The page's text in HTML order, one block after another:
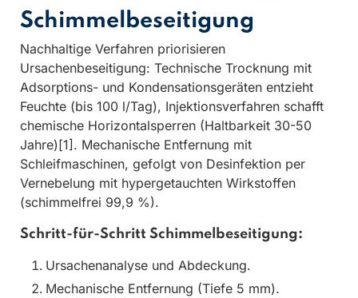
Schimmelbeseitigung
Nachhaltige Verfahren priorisieren
Ursachenbeseitigung: Technische Trocknung mit
Adsorptions- und Kondensationsgeräten entzieht
Feuchte (bis 100 l/Tag), Injektionsverfahren schafft
chemische Horizontalsperren (Haltbarkeit 30-50
Jahre)[1]. Mechanische Entfernung mit
Schleifmaschinen, gefolgt von Desinfektion per
Vernebelung mit hypergetauchten Wirkstoffen
(schimmelfrei 99,9 %).
Schritt-für-Schritt Schimmelbeseitigung:
Ursachenanalyse und Abdeckung.
Mechanische Entfernung (Tiefe 5 mm).